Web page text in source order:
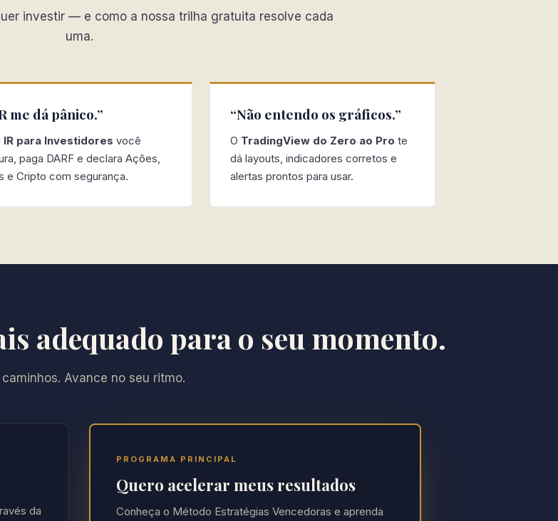
investir — e como a nossa trilha gratuita resolve cada
uma.
me dá pânico.”
IR para Investidores você
paga DARF e declara Ações,
e Cripto com segurança.
“Não entendo os gráficos.”
O TradingView do Zero ao Pro te
dá layouts, indicadores corretos e
alertas prontos para usar.
adequado para o seu momento.
caminhos. Avance no seu ritmo.
da
PROGRAMA PRINCIPAL
Quero acelerar meus resultados
Conheça o Método Estratégias Vencedoras e aprenda